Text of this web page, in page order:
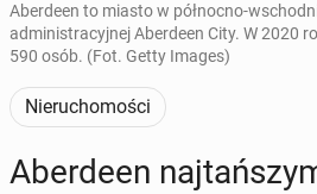
Aberdeen to miasto w północno-
administracyjnej Aberdeen City. W 2020
590 osób. (Fot. Getty Images)
Nieruchomości
Aber­de­en